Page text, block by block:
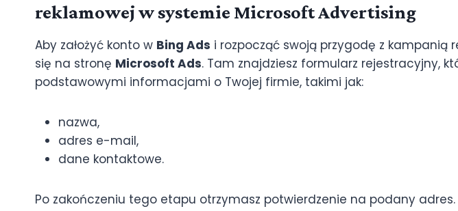
reklamowej w systemie Microsoft Advertising
Aby założyć konto w Bing Ads i rozpocząć swoją przygodę z kampanią
się na stronę Microsoft Ads. Tam znajdziesz formularz rejestracyjny,
podstawowymi informacjami o Twojej firmie, takimi jak:
nazwa,
adres e-mail,
dane kontaktowe.
Po zakończeniu tego etapu otrzymasz potwierdzenie na podany adres.